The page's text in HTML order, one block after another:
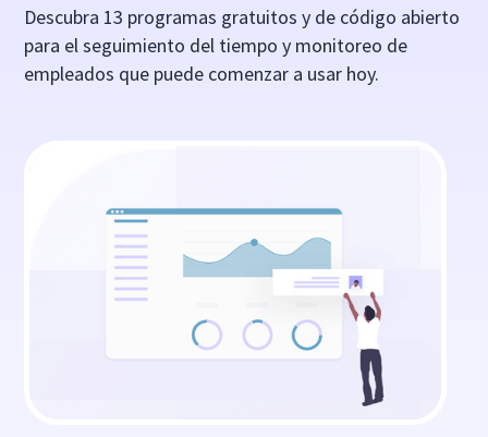
Descubra 13 programas gratuitos y de código abierto
para el seguimiento del tiempo y monitoreo de
empleados que puede comenzar a usar hoy.